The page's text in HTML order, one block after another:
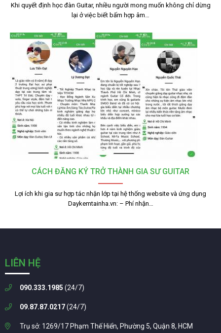
Khi quyết định học đàn Guitar, nhiều người mong muốn không chỉ dừng
lại ở việc biết bấm hợp âm…
CÁCH ĐĂNG KÝ TRỞ THÀNH GIA SƯ GUITAR
Lợi ích khi gia sư hợp tác nhận lớp tại hệ thống website và ứng dụng
Daykemtainha.vn: – Phí nhận…
LIÊN HỆ
090.333.1985 (24/7)
09.87.87.0217(24/7)
Trụ sở: 1269/17 Phạm Thế Hiển, Phường 5, Quận 8, HCM